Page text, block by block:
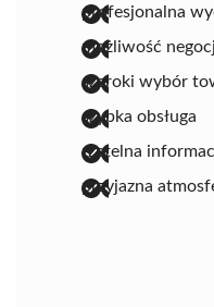
profesjonalna
możliwość
szeroki wybór
szybka obsługa
rzetelna
przyjazna